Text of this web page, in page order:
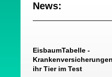
News:
EisbaumTabelle -
ihr Tier im Test